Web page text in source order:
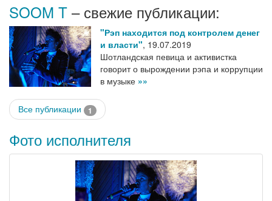
SOOM T – свежие публикации:
"Рэп находится под контролем денег
и власти", 19.07.2019
Шотландская певица и активистка
говорит о вырождении рэпа и коррупции
в музыке »»
Все публикации 1
Фото исполнителя